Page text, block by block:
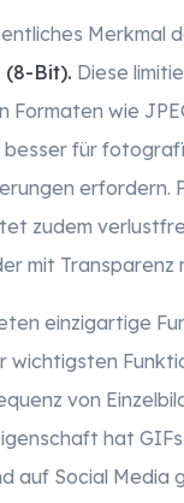
Merkmal
(8-Bit). Diese
Formaten wie
besser für
erfordern.
zudem
mit Transparenz
einzigartige
wichtigsten
von
hat
auf Social Media